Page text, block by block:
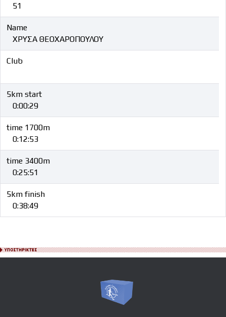
51
Name
ΧΡΥΣΑ ΘΕΟΧΑΡΟΠΟΥΛΟΥ
Club
5km start
0:00:29
time 1700m
0:12:53
time 3400m
0:25:51
5km finish
0:38:49